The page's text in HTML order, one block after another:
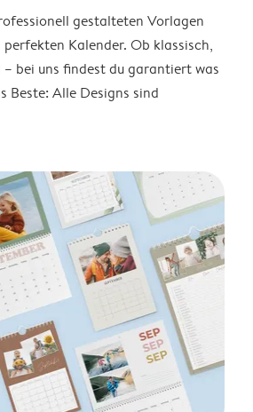
gestalteten Vorlagen
Kalender. Ob klassisch,
bei uns findest du garantiert was
Beste: Alle Designs sind